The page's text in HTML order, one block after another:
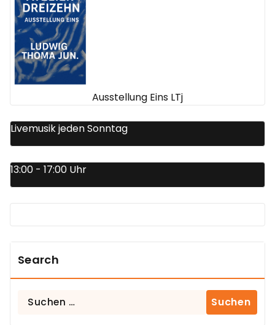
Ausstellung Eins LTj
Livemusik jeden Sonntag
13:00 - 17:00 Uhr
Search
Suchen